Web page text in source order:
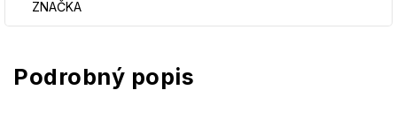
ZNAČKA
Podrobný popis